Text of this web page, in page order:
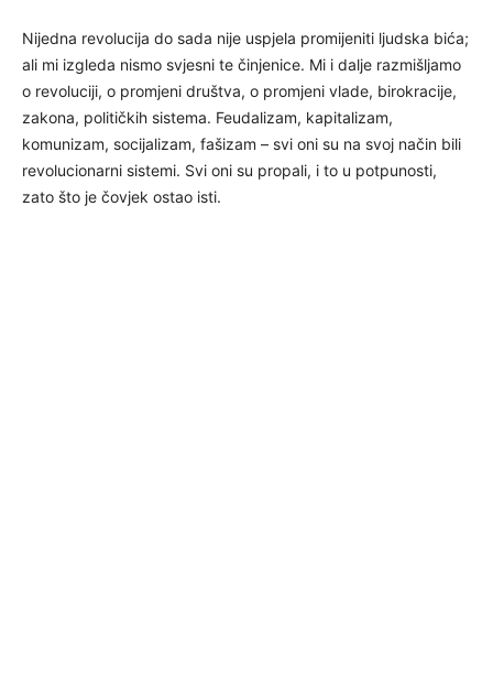
Nijedna revolucija do sada nije uspjela promijeniti ljudska bića;
ali mi izgleda nismo svjesni te činjenice. Mi i dalje razmišljamo
o revoluciji, o promjeni društva, o promjeni vlade, birokracije,
zakona, političkih sistema. Feudalizam, kapitalizam,
komunizam, socijalizam, fašizam – svi oni su na svoj način bili
revolucionarni sistemi. Svi oni su propali, i to u potpunosti,
zato što je čovjek ostao isti.